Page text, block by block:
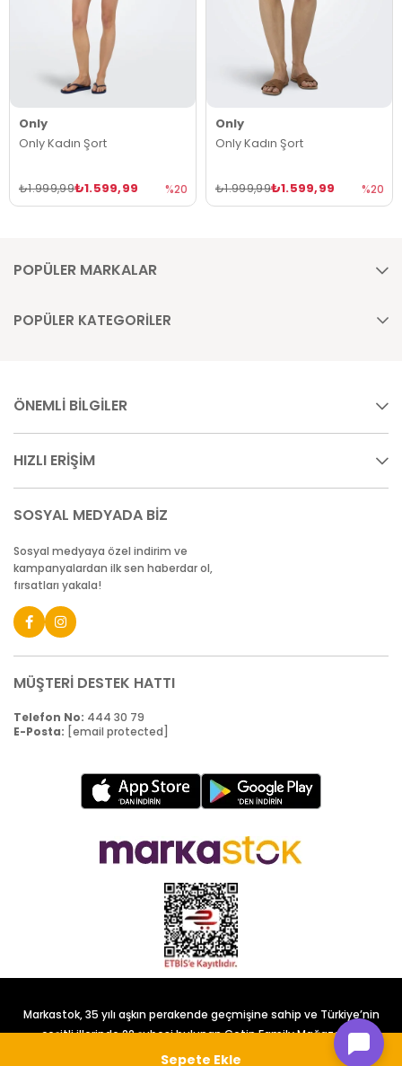
Only
Only Kadın Şort
₺1.599,99
₺1.999,99 %20
Only
Only Kadın Şort
₺1.599,99
₺1.999,99 %20
POPÜLER MARKALAR
POPÜLER KATEGORİLER
ÖNEMLİ BİLGİLER
HIZLI ERİŞİM
SOSYAL MEDYADA BİZ
Sosyal medyaya özel indirim ve
kampanyalardan ilk sen haberdar ol,
fırsatları yakala!
MÜŞTERİ DESTEK HATTI
Telefon No: 444 30 79
E-Posta: [email protected]
Markastok, 35 yılı aşkın perakende geçmişine sahip ve Türkiye’nin
çeşitli illerinde 22 şubesi bulunan Çetin Family Mağazacılık
tarafından kurulmuştur.